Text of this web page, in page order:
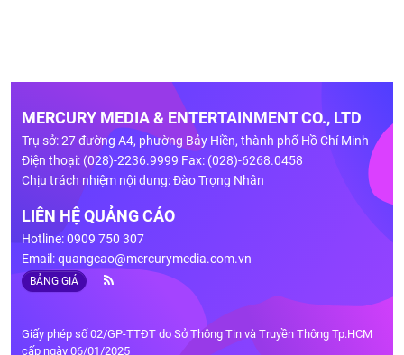
MERCURY MEDIA & ENTERTAINMENT CO., LTD
Trụ sở: 27 đường A4, phường Bảy Hiền, thành phố Hồ Chí Minh
Điện thoại: (028)-2236.9999 Fax: (028)-6268.0458
Chịu trách nhiệm nội dung: Đào Trọng Nhân
LIÊN HỆ QUẢNG CÁO
Hotline: 0909 750 307
Email:quangcao@mercurymedia.com.vn
BẢNG GIÁ
Giấy phép số 02/GP-TTĐT do Sở Thông Tin và Truyền Thông Tp.HCM
cấp ngày 06/01/2025